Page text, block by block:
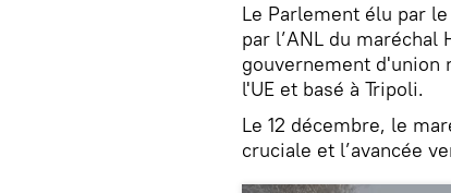
Le Parlement élu par
par l’ANL du
gouvernement d'union
l'UE et basé à Tripoli.
Le 12 décembre, le
cruciale et l’avancée